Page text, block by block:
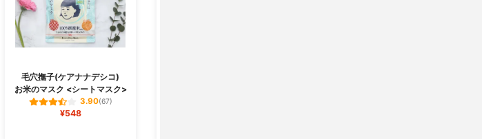
毛穴撫子(ケアナナデシコ)
お米のマスク <シートマスク>
3.90(67)
¥548